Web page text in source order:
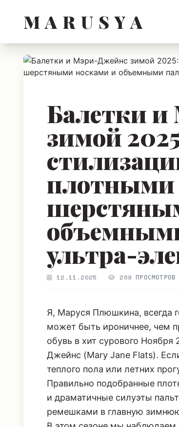
M A R U S Y A
зимой
плотными
ультра-
12.11.2025 269 ПРОСМОТРОВ
обувь в хит сурового Ноября
Джейнс(Mary Jane Flats).
теплого пола или летних
Правильно подобранные
и драматичные силуэты
ремешками в главную
В этом сезоне мы наблюдаем
архитектурной деликатности.